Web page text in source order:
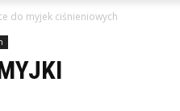
do myjek ciśnieniowych